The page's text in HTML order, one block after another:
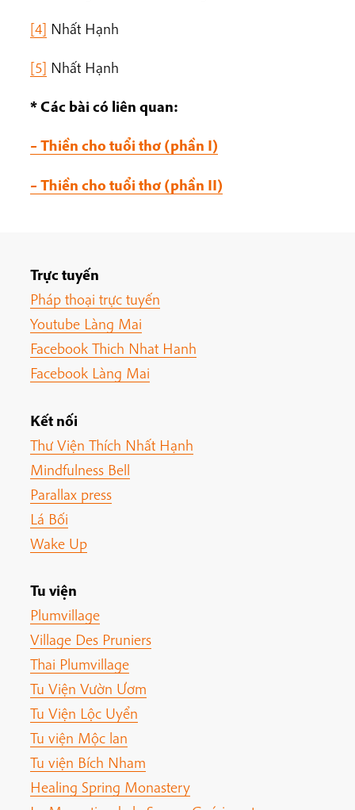
[4] Nhất Hạnh
[5] Nhất Hạnh
* Các bài có liên quan:
– Thiền cho tuổi thơ (phần I)
– Thiền cho tuổi thơ (phần II)
Trực tuyến
Pháp thoại trực tuyến
Youtube Làng Mai
Facebook Thich Nhat Hanh
Facebook Làng Mai
Kết nối
Thư Viện Thích Nhất Hạnh
Mindfulness Bell
Parallax press
Lá Bối
Wake Up
Tu viện
Plumvillage
Village Des Pruniers
Thai Plumvillage
Tu Viện Vườn Ươm
Tu Viện Lộc Uyển
Tu viện Mộc lan
Tu viện Bích Nham
Healing Spring Monastery